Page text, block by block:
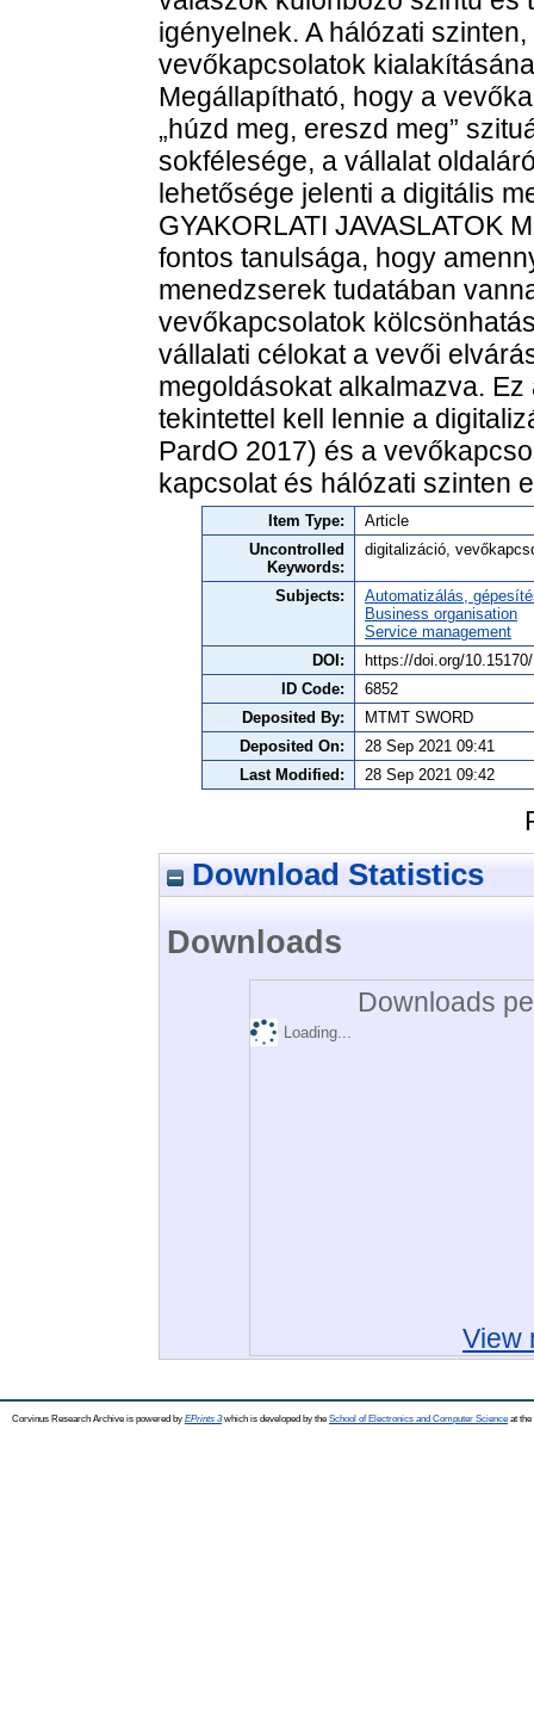
igényelnek. A hálózati
vevőkapcsolatok
Megállapítható, hogy a
„húzd meg, ereszd meg”
sokfélesége, a vállalat
lehetősége jelenti a digitális
GYAKORLATI JAVASLATOK
fontos tanulsága, hogy
menedzserek tudatában
vevőkapcsolatok
vállalati célokat a vevői
megoldásokat alkalmazva.
tekintettel kell lennie a
PardO 2017) és a
kapcsolat és hálózati szinten
Item Type:
Article
Uncontrolled
Keywords:
digitalizáció,
Subjects:
Automatizálás,
Business organisation
Service management
DOI:
https://doi.org/
ID Code:
6852
Deposited By:
MTMT SWORD
Deposited On:
28 Sep 2021 09:41
Last Modified:
28 Sep 2021 09:42
Download Statistics
Downloads
Downloads
Loading...
View
Corvinus Research Archive is powered by EPrints 3which is developed by the School of Electronics and Computer Science at